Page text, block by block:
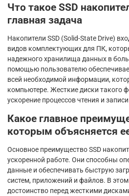
Что такое SSD
главная задача
Накопители SSD (Solid-State Drive)
видов комплектующих для ПК,
надежного хранилища данных в
помощью пользователю
всей необходимой информации,
компьютере. Жесткие диски такого
ускорение процессов чтения и
Какое главное
которым объясняется
Основное преимущество SSD
ускоренной работе. Они способны
данные и обеспечивать быструю
систем, приложений и файлов. В
достоинство перед жесткими